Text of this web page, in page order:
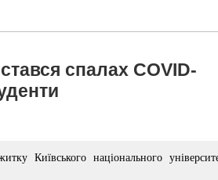
спалах COVID-
Київського національного